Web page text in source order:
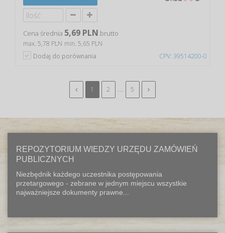
CPV: 39514200-0
Cena średnia 5,69 PLN brutto
max. 5,78 PLN min. 5,65 PLN
Dodaj do porównania
1 2 ... 5
REPOZYTORIUM WIEDZY URZĘDU ZAMÓWIEŃ
PUBLICZNYCH
Niezbędnik każdego uczestnika postępowania
przetargowego - zebrane w jednym miejscu wszystkie
najważniejsze dokumenty prawne...